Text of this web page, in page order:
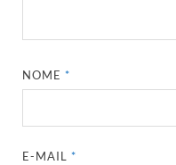
NOME*
E-MAIL*